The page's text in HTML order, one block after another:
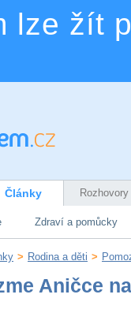
lze žít
Články Rozhovory
Zdraví a pomůcky
> Rodina a děti >
Aničce